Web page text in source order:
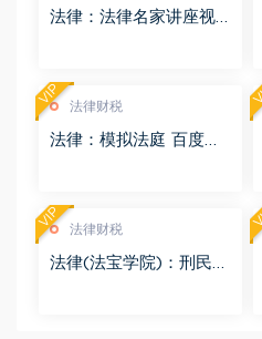
法律：法律名家讲座视
法律财税
法律：模拟法庭 百度网
VIP
法律财税
法律(法宝学院)：刑民交
VIP